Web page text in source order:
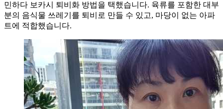
민하다 보카시 퇴비화 방법을 택했습니다. 육류를 포함한 대부
분의 음식물 쓰레기를 퇴비로 만들 수 있고, 마당이 없는 아파
트에 적합했습니다.